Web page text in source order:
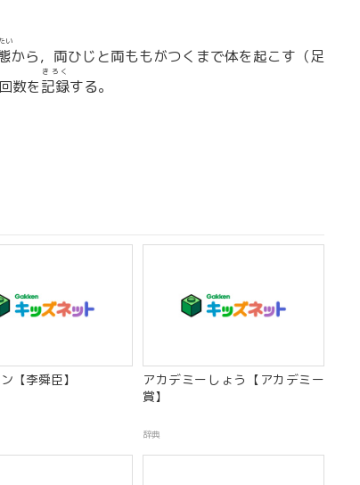
い
から，両ひじと両ももがつくまで体を起こす（足
数を記録
きろく
する。
【李舜臣】
アカデミーしょう【アカデミー
賞】
辞典